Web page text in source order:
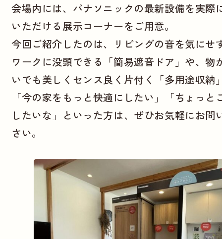
会場内には、パナソニックの最新設備を実際
いただける展示コーナーをご用意。
今回ご紹介したのは、リビングの音を気にせ
ワークに没頭できる「簡易遮音ドア」や、物
いでも美しくセンス良く片付く「多用途収納
「今の家をもっと快適にしたい」「ちょっと
したいな」といった方は、ぜひお気軽にお問
さい。